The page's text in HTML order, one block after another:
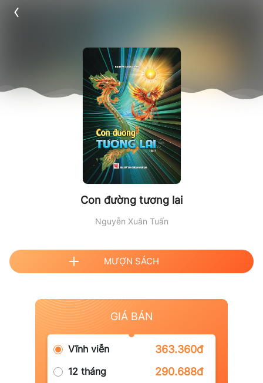
Con đường tương lai
Nguyễn Xuân Tuấn
MƯỢN SÁCH
GIÁ BÁN
Vĩnh viễn 363.360đ
12 tháng 290.688đ